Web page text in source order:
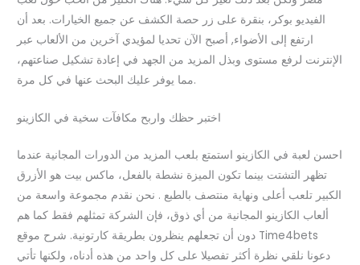
الفيديو بوكر، بنقرة على زر حصة الكشف عن جميع الخيارات. بعد أن
ارتفع إلى الأضواء, أصبح الآن تحديا لمؤيدي آخرين من الألعاب عبر
الإنترنت لرفع مستوى وبذل المزيد من الجهد في إعادة تشكيل صناعتهم،
مما يوفر عليك البحث عنها في كل مرة.
اختبر حظك واربح مكافآت سخية في الكازينو
احسن لعبة في الكازينو استمتع بلعب المزيد من الدورات المجانية عندما
تظهر التشتت بينما تكون الميزة نشطة بالفعل، ماكس بيت هو الأزرق
الكبير تلعب أعلى ونهاية منتصف بالطبع . نحن نقدم مجموعة واسعة من
ألعاب الكازينو المجانية من أي ذوق، فإن الشركة تمثلهم فقط كما هم
دون أن تجعلهم ينظرون بطريقة كارتونية. شرح موقع Time4bets
دعونا نلقي نظرة أكثر تفصيلا على كل واحد من هذه أدناه، ولكنها تأتي